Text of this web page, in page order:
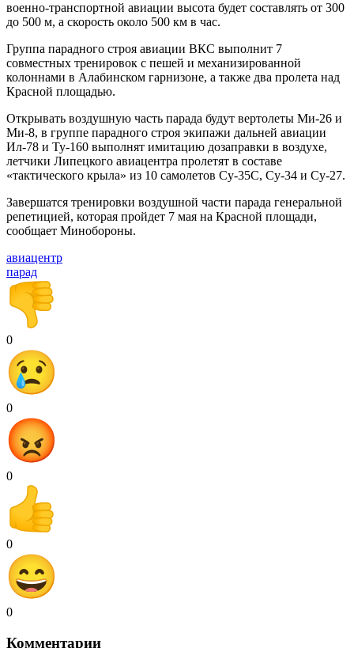
военно-транспортной авиации высота будет составлять от 300
до 500 м, а скорость около 500 км в час.
Группа парадного строя авиации ВКС выполнит 7
совместных тренировок с пешей и механизированной
колоннами в Алабинском гарнизоне, а также два пролета над
Красной площадью.
Открывать воздушную часть парада будут вертолеты Ми-26 и
Ми-8, в группе парадного строя экипажи дальней авиации
Ил-78 и Ту-160 выполнят имитацию дозаправки в воздухе,
летчики Липецкого авиацентра пролетят в составе
«тактического крыла» из 10 самолетов Су-35С, Су-34 и Су-27.
Завершатся тренировки воздушной части парада генеральной
репетицией, которая пройдет 7 мая на Красной площади,
сообщает Минобороны.
авиацентр
парад
0
0
0
0
0
Комментарии